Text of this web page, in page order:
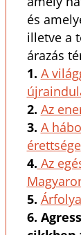
és
illetve a
árazás
1. A
2. Az
3. A
érettsége
4. Az
5.
6.